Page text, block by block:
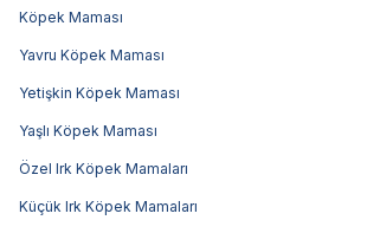
Köpek Maması
Yavru Köpek Maması
Yetişkin Köpek Maması
Yaşlı Köpek Maması
Özel Irk Köpek Mamaları
Küçük Irk Köpek Mamaları